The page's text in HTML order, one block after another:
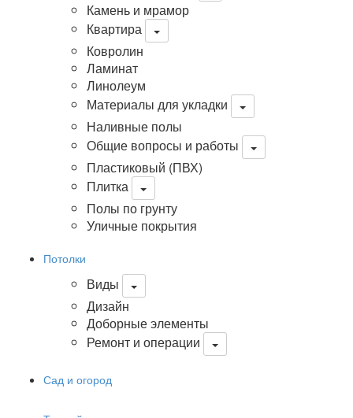
Камень и мрамор
Квартира
Ковролин
Ламинат
Линолеум
Материалы для укладки
Наливные полы
Общие вопросы и работы
Пластиковый (ПВХ)
Плитка
Полы по грунту
Уличные покрытия
Потолки
Виды
Дизайн
Доборные элементы
Ремонт и операции
Сад и огород